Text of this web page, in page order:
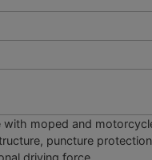
with moped and
puncture